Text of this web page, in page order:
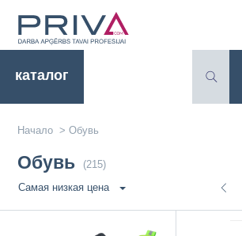
каталог
Начало > Обувь
Обувь (215)
Самая низкая цена